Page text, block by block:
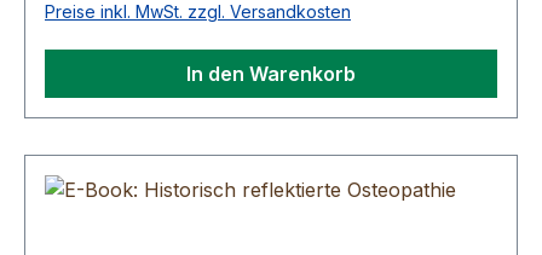
Preise inkl. MwSt. zzgl. Versandkosten
In den Warenkorb